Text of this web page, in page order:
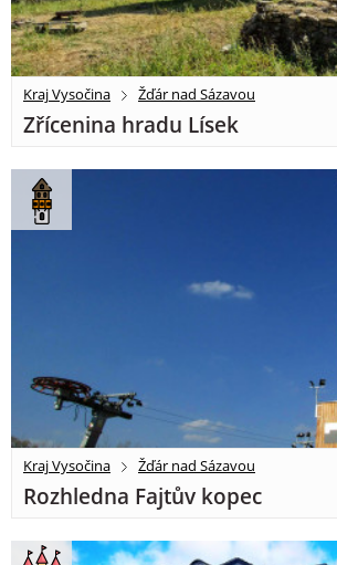
Kraj Vysočina Žďár nad Sázavou
Zřícenina hradu Lísek
Kraj Vysočina Žďár nad Sázavou
Rozhledna Fajtův kopec